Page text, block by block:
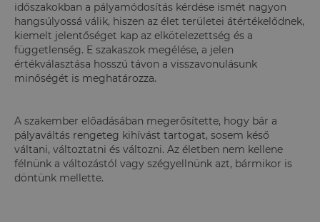
időszakokban a pályamódosítás kérdése ismét nagyon
hangsúlyossá válik, hiszen az élet területei átértékelődnek,
kiemelt jelentőséget kap az elkötelezettség és a
függetlenség. E szakaszok megélése, a jelen
értékválasztása hosszú távon a visszavonulásunk
minőségét is meghatározza.
A szakember előadásában megerősítette, hogy bár a
pályaváltás rengeteg kihívást tartogat, sosem késő
váltani, változtatni és változni. Az életben nem kellene
félnünk a változástól vagy szégyellnünk azt, bármikor is
döntünk mellette.